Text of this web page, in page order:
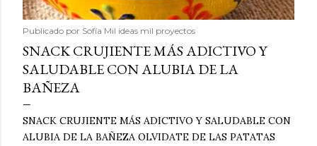
Publicado por Sofía Mil ideas mil proyectos
SNACK CRUJIENTE MÁS ADICTIVO Y
SALUDABLE CON ALUBIA DE LA
BAÑEZA
SNACK CRUJIENTE MÁS ADICTIVO Y SALUDABLE CON
ALUBIA DE LA BAÑEZA OLVIDATE DE LAS PATATAS